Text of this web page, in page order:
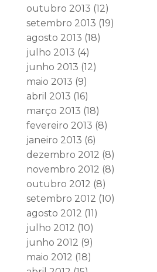
outubro 2013 (12)
setembro 2013 (19)
agosto 2013 (18)
julho 2013 (4)
junho 2013 (12)
maio 2013 (9)
abril 2013 (16)
março 2013 (18)
fevereiro 2013 (8)
janeiro 2013 (6)
dezembro 2012 (8)
novembro 2012 (8)
outubro 2012 (8)
setembro 2012 (10)
agosto 2012 (11)
julho 2012 (10)
junho 2012 (9)
maio 2012 (18)